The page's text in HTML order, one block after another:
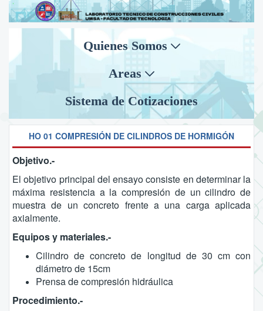
Quienes Somos
Areas
Sistema de Cotizaciones
HO 01 COMPRESIÓN DE CILINDROS DE HORMIGÓN
Objetivo.-
El objetivo principal del ensayo consiste en determinar la
máxima resistencia a la compresión de un cilindro de
muestra de un concreto frente a una carga aplicada
axialmente.
Equipos y materiales.-
Cilindro de concreto de longitud de 30 cm con
diámetro de 15cm
Prensa de compresión hidráulica
Procedimiento.-